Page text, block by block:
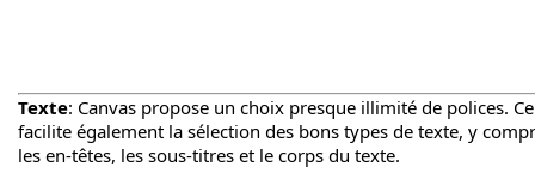
Texte: Canvas propose un choix presque illimité de polices.
facilite également la sélection des bons types de texte, y
les en-têtes, les sous-titres et le corps du texte.